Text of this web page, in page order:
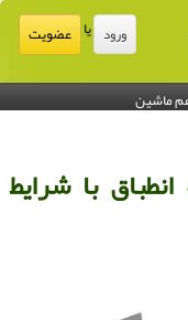
ورود عضویت
با شرایط